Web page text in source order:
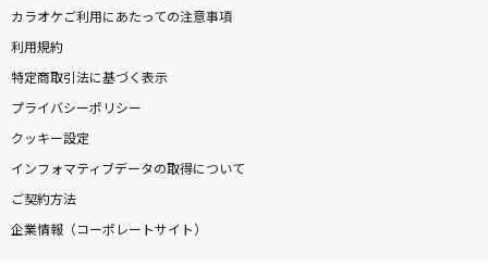
Snooze
SixTONES
カラオケご利用にあたっての注意事項
利用規約
特定商取引法に基づく表示
プライバシーポリシー
クッキー設定
インフォマティブデータの取得について
ご契約方法
企業情報（コーポレートサイト）